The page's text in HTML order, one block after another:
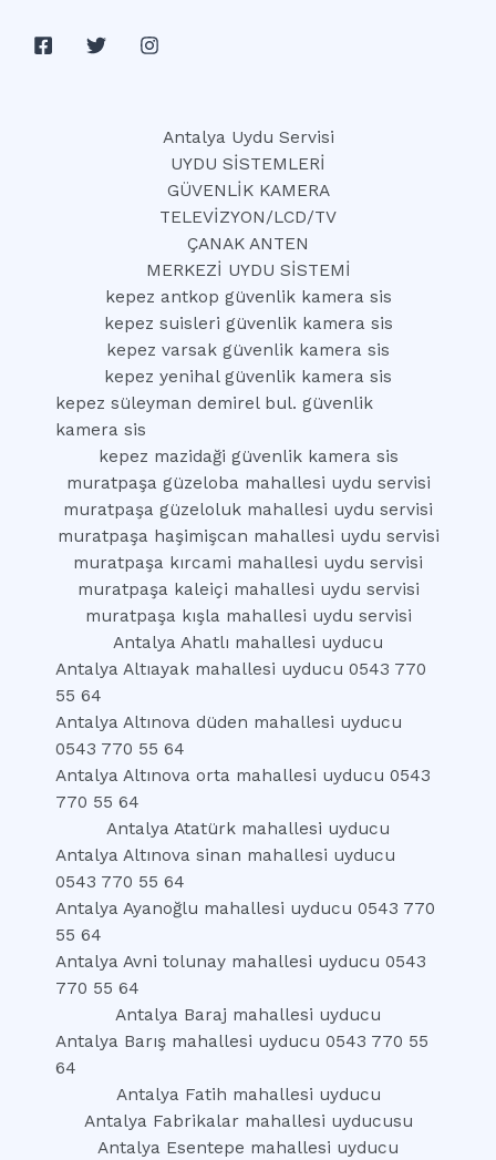
Antalya Uydu Servisi
UYDU SİSTEMLERİ
GÜVENLİK KAMERA
TELEVİZYON/LCD/TV
ÇANAK ANTEN
MERKEZİ UYDU SİSTEMİ
kepez antkop güvenlik kamera sis
kepez suisleri güvenlik kamera sis
kepez varsak güvenlik kamera sis
kepez yenihal güvenlik kamera sis
kepez süleyman demirel bul. güvenlik
kamera sis
kepez mazidaği güvenlik kamera sis
muratpaşa güzeloba mahallesi uydu servisi
muratpaşa güzeloluk mahallesi uydu servisi
muratpaşa haşimişcan mahallesi uydu servisi
muratpaşa kırcami mahallesi uydu servisi
muratpaşa kaleiçi mahallesi uydu servisi
muratpaşa kışla mahallesi uydu servisi
Antalya Ahatlı mahallesi uyducu
Antalya Altıayak mahallesi uyducu 0543 770
55 64
Antalya Altınova düden mahallesi uyducu
0543 770 55 64
Antalya Altınova orta mahallesi uyducu 0543
770 55 64
Antalya Atatürk mahallesi uyducu
Antalya Altınova sinan mahallesi uyducu
0543 770 55 64
Antalya Ayanoğlu mahallesi uyducu 0543 770
55 64
Antalya Avni tolunay mahallesi uyducu 0543
770 55 64
Antalya Baraj mahallesi uyducu
Antalya Barış mahallesi uyducu 0543 770 55
64
Antalya Fatih mahallesi uyducu
Antalya Fabrikalar mahallesi uyducusu
Antalya Esentepe mahallesi uyducu